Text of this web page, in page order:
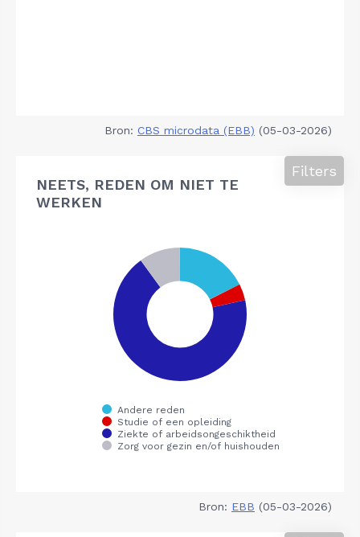
Bron: CBS microdata (EBB) (05-03-2026)
NEETS, REDEN OM NIET TE
WERKEN
Filters
Bron: EBB (05-03-2026)